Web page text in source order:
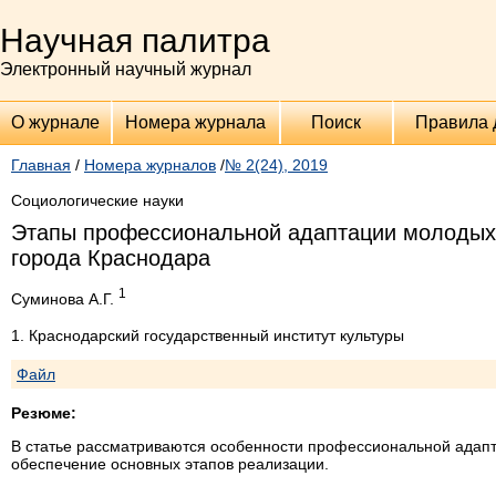
Научная палитра
Электронный научный журнал
О журнале Номера журнала Поиск Правила
Главная / Номера журналов /№ 2(24), 2019
Социологические науки
Этапы профессиональной адаптации
города Краснодара
Суминова А.Г. 1
1. Краснодарский государственный институт культуры
Файл
Резюме:
В статье рассматриваются особенности профессиональной
обеспечение основных этапов реализации.